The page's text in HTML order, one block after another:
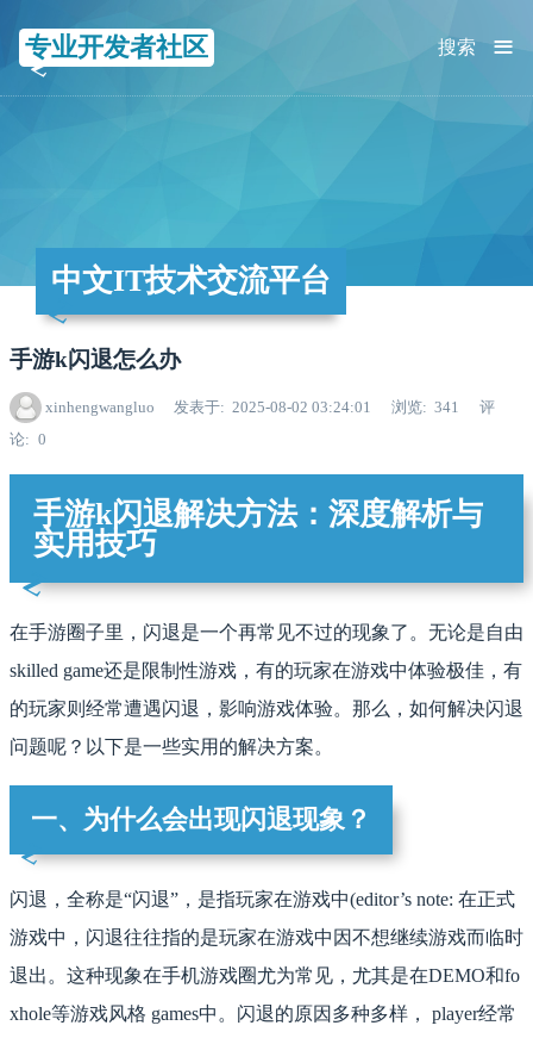
专业开发者社区 ≡
搜索
中文IT技术交流平台
手游k闪退怎么办
xinhengwangluo 发表于 2025-08-02 03:24:01 浏览 341
评
论
0
手游k闪退解决方法：深度解析与
实用技巧
在手游圈子里，闪退是一个再常见不过的现象了。无论是自由
skilled game还是限制性游戏，有的玩家在游戏中体验极佳，有
的玩家则经常遭遇闪退，影响游戏体验。那么，如何解决闪退
问题呢？以下是一些实用的解决方案。
一、为什么会出现闪退现象？
闪退，全称是“闪退”，是指玩家在游戏中(editor’s note: 在正式
游戏中，闪退往往指的是玩家在游戏中因不想继续游戏而临时
退出。这种现象在手机游戏圈尤为常见，尤其是在DEMO和fo
xhole等游戏风格 games中。闪退的原因多种多样， player经常